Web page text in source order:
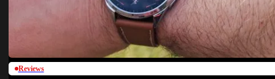
Reviews